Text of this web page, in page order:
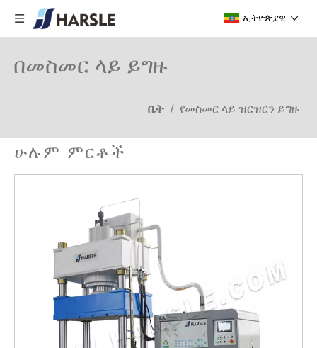
ኢትዮጵያዊ
በመስመር ላይ ይግዙ
ቤት / የመስመር ላይ ዝርዝርን ይግዙ
ሁሉም ምርቶች